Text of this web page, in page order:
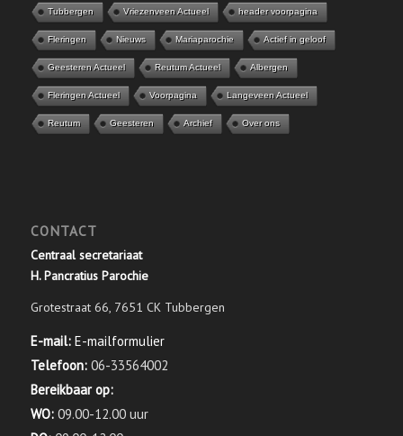
Tubbergen Vriezenveen Actueel header voorpagina
Fleringen Nieuws Mariaparochie Actief in geloof
Geesteren Actueel Reutum Actueel Albergen
Fleringen Actueel Voorpagina Langeveen Actueel
Reutum Geesteren Archief Over ons
CONTACT
Centraal secretariaat
H. Pancratius Parochie
Grotestraat 66, 7651 CK Tubbergen
E-mail: E-mailformulier
Telefoon: 06-33564002
Bereikbaar op:
WO: 09.00-12.00 uur